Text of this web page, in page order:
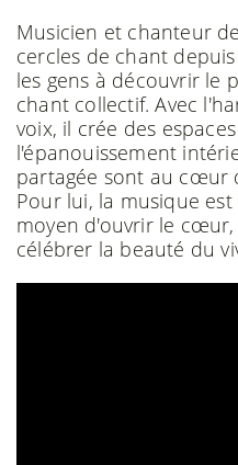
Musicien et chanteur
cercles de chant
les gens à découvrir le
chant collectif. Avec
voix, il crée des
l'épanouissement
partagée sont au cœur
Pour lui, la musique
moyen d'ouvrir le
célébrer la beauté du